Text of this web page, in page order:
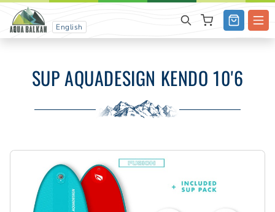
English
SUP AQUADESIGN KENDO 10'6